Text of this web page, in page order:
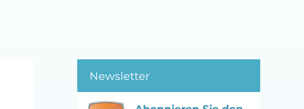
Newsletter